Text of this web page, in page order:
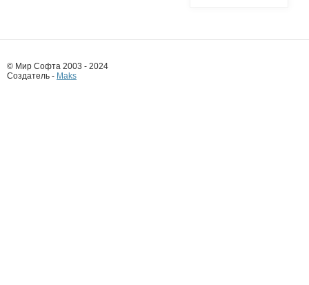
© Мир Софта 2003 - 2024
Создатель - Maks